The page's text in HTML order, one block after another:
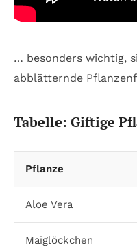
… besonders wichtig,
abblätternde
Tabelle: Giftige
Pflanze
Aloe Vera
Maiglöckchen